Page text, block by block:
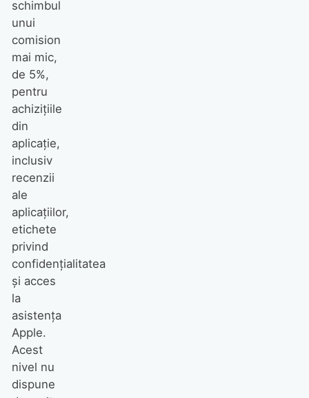
schimbul
unui
comision
mai mic,
de 5%,
pentru
achizițiile
din
aplicație,
inclusiv
recenzii
ale
aplicațiilor,
etichete
privind
confidențialitatea
și acces
la
asistența
Apple.
Acest
nivel nu
dispune